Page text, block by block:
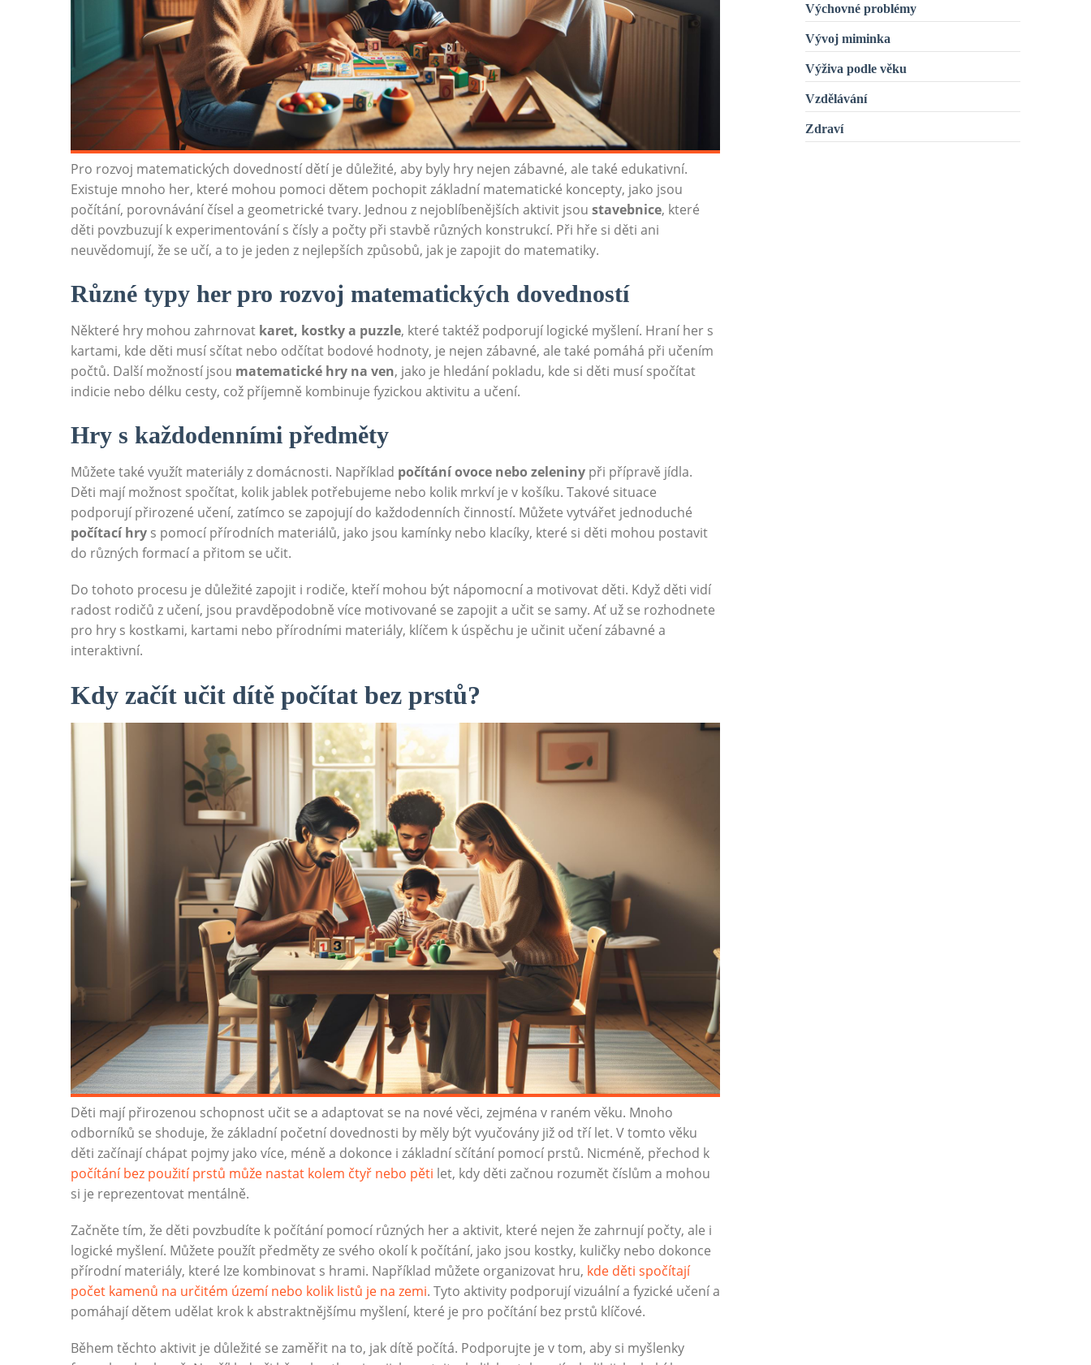
Pro rozvoj matematických dovedností dětí je důležité, aby byly hry nejen zábavné, ale také edukativní.
Existuje mnoho her, které mohou pomoci dětem pochopit základní matematické koncepty, jako jsou
počítání, porovnávání čísel a geometrické tvary. Jednou z nejoblíbenějších aktivit jsou stavebnice, které
děti povzbuzují k experimentování s čísly a počty při stavbě různých konstrukcí. Při hře si děti ani
neuvědomují, že se učí, a to je jeden z nejlepších způsobů, jak je zapojit do matematiky.
Různé typy her pro rozvoj matematických dovedností
Některé hry mohou zahrnovat karet, kostky a puzzle, které taktéž podporují logické myšlení. Hraní her s
kartami, kde děti musí sčítat nebo odčítat bodové hodnoty, je nejen zábavné, ale také pomáhá při učením
počtů. Další možností jsou matematické hry na ven, jako je hledání pokladu, kde si děti musí spočítat
indicie nebo délku cesty, což příjemně kombinuje fyzickou aktivitu a učení.
Hry s každodenními předměty
Můžete také využít materiály z domácnosti. Například počítání ovoce nebo zeleniny při přípravě jídla.
Děti mají možnost spočítat, kolik jablek potřebujeme nebo kolik mrkví je v košíku. Takové situace
podporují přirozené učení, zatímco se zapojují do každodenních činností. Můžete vytvářet jednoduché
počítací hry s pomocí přírodních materiálů, jako jsou kamínky nebo klacíky, které si děti mohou postavit
do různých formací a přitom se učit.
Do tohoto procesu je důležité zapojit i rodiče, kteří mohou být nápomocní a motivovat děti. Když děti vidí
radost rodičů z učení, jsou pravděpodobně více motivované se zapojit a učit se samy. Ať už se rozhodnete
pro hry s kostkami, kartami nebo přírodními materiály, klíčem k úspěchu je učinit učení zábavné a
interaktivní.
Kdy začít učit dítě počítat bez prstů?
Děti mají přirozenou schopnost učit se a adaptovat se na nové věci, zejména v raném věku. Mnoho
odborníků se shoduje, že základní početní dovednosti by měly být vyučovány již od tří let. V tomto věku
děti začínají chápat pojmy jako více, méně a dokonce i základní sčítání pomocí prstů. Nicméně, přechod k
počítání bez použití prstů může nastat kolem čtyř nebo pěti let, kdy děti začnou rozumět číslům a mohou
si je reprezentovat mentálně.
Začněte tím, že děti povzbudíte k počítání pomocí různých her a aktivit, které nejen že zahrnují počty, ale i
logické myšlení. Můžete použít předměty ze svého okolí k počítání, jako jsou kostky, kuličky nebo dokonce
přírodní materiály, které lze kombinovat s hrami. Například můžete organizovat hru, kde děti spočítají
počet kamenů na určitém území nebo kolik listů je na zemi. Tyto aktivity podporují vizuální a fyzické učení a
pomáhají dětem udělat krok k abstraktnějšímu myšlení, které je pro počítání bez prstů klíčové.
Během těchto aktivit je důležité se zaměřit na to, jak dítě počítá. Podporujte je v tom, aby si myšlenky
Výchovné problémy
Vývoj miminka
Výživa podle věku
Vzdělávání
Zdraví